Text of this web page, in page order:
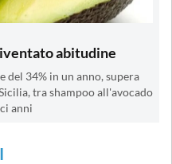
abitudine
del 34% in un anno, supera
tra shampoo all'avocado
anni